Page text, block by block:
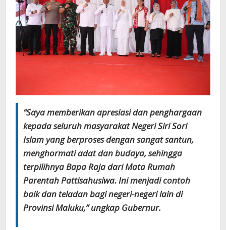
“Saya memberikan apresiasi dan penghargaan
kepada seluruh masyarakat Negeri Siri Sori
Islam yang berproses dengan sangat santun,
menghormati adat dan budaya, sehingga
terpilihnya Bapa Raja dari Mata Rumah
Parentah Pattisahusiwa. Ini menjadi contoh
baik dan teladan bagi negeri-negeri lain di
Provinsi Maluku,” ungkap Gubernur.